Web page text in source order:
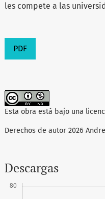
les compete a las
PDF
Esta obra está bajo una
Derechos de autor 2026
Descargas